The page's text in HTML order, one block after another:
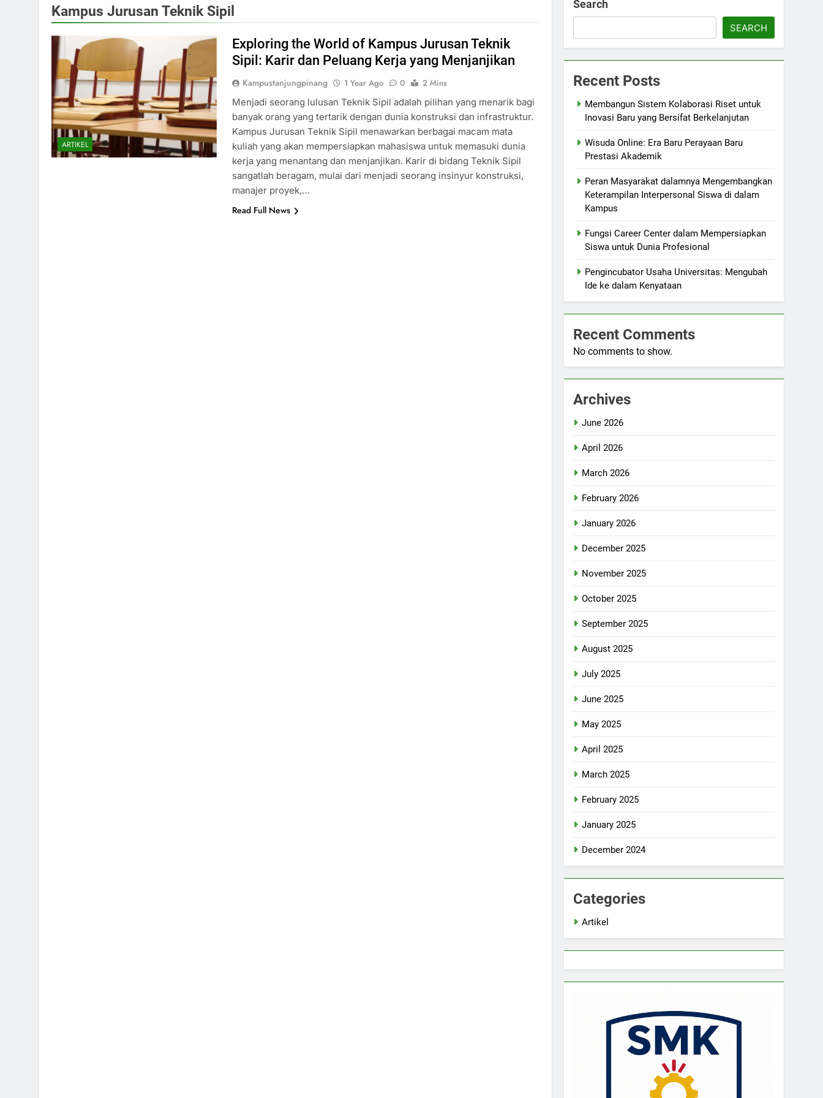
Kampus Jurusan Teknik Sipil
ARTIKEL
Exploring the World of Kampus Jurusan Teknik
Sipil: Karir dan Peluang Kerja yang Menjanjikan
Kampustanjungpinang 1 Year Ago 0
2 Mins
Menjadi seorang lulusan Teknik Sipil adalah pilihan yang menarik bagi
banyak orang yang tertarik dengan dunia konstruksi dan infrastruktur.
Kampus Jurusan Teknik Sipil menawarkan berbagai macam mata
kuliah yang akan mempersiapkan mahasiswa untuk memasuki dunia
kerja yang menantang dan menjanjikan. Karir di bidang Teknik Sipil
sangatlah beragam, mulai dari menjadi seorang insinyur konstruksi,
manajer proyek,…
Read Full News
Search
SEARCH
Recent Posts
Membangun Sistem Kolaborasi Riset untuk
Inovasi Baru yang Bersifat Berkelanjutan
Wisuda Online: Era Baru Perayaan Baru
Prestasi Akademik
Peran Masyarakat dalamnya Mengembangkan
Keterampilan Interpersonal Siswa di dalam
Kampus
Fungsi Career Center dalam Mempersiapkan
Siswa untuk Dunia Profesional
Pengincubator Usaha Universitas: Mengubah
Ide ke dalam Kenyataan
Recent Comments
No comments to show.
Archives
June 2026
April 2026
March 2026
February 2026
January 2026
December 2025
November 2025
October 2025
September 2025
August 2025
July 2025
June 2025
May 2025
April 2025
March 2025
February 2025
January 2025
December 2024
Categories
Artikel